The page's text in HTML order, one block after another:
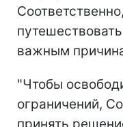
важным
"Чтобы
ограничений,
принять